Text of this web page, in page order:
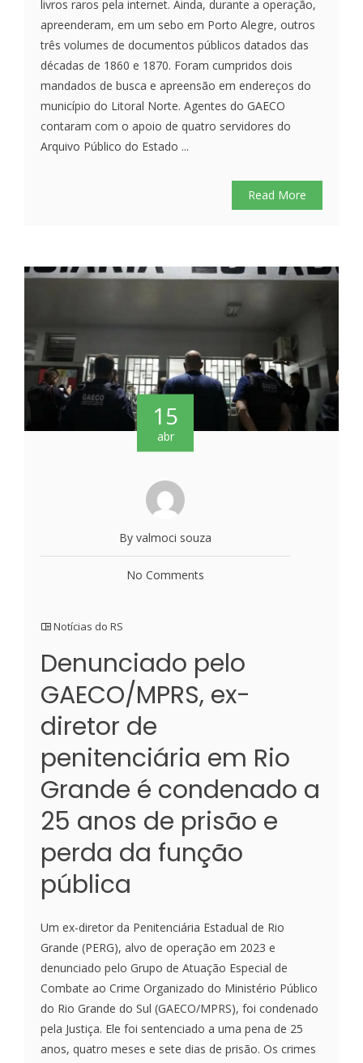
livros raros pela internet. Ainda, durante a operação,
apreenderam, em um sebo em Porto Alegre, outros
três volumes de documentos públicos datados das
décadas de 1860 e 1870. Foram cumpridos dois
mandados de busca e apreensão em endereços do
município do Litoral Norte. Agentes do GAECO
contaram com o apoio de quatro servidores do
Arquivo Público do Estado ...
Read More
15
abr
By valmoci souza
No Comments
Notícias do RS
Denunciado pelo
GAECO/MPRS, ex-
diretor de
penitenciária em Rio
Grande é condenado a
25 anos de prisão e
perda da função
pública
Um ex-diretor da Penitenciária Estadual de Rio
Grande (PERG), alvo de operação em 2023 e
denunciado pelo Grupo de Atuação Especial de
Combate ao Crime Organizado do Ministério Público
do Rio Grande do Sul (GAECO/MPRS), foi condenado
pela Justiça. Ele foi sentenciado a uma pena de 25
anos, quatro meses e sete dias de prisão. Os crimes